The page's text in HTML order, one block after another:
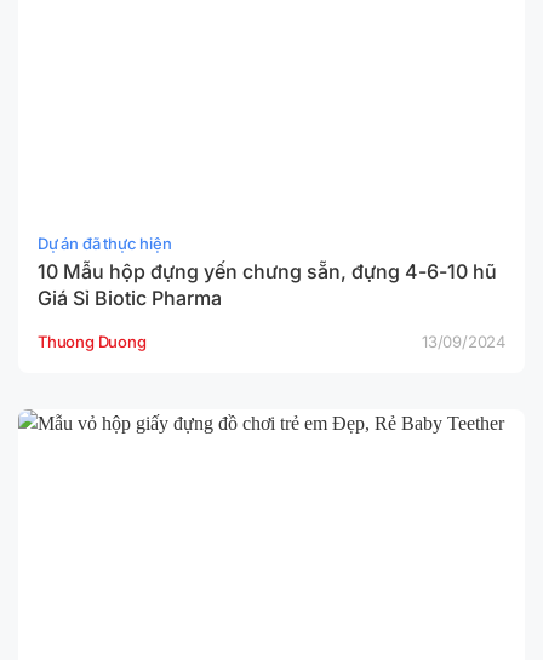
Dự án đã thực hiện
10 Mẫu hộp đựng yến chưng sẵn, đựng 4-6-10 hũ
Giá Sỉ Biotic Pharma
Thuong Duong 13/09/2024